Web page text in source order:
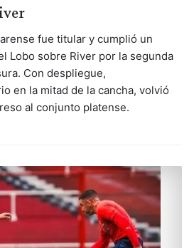
fue titular y cumplió un
Lobo sobre River por la segunda
Con despliegue,
en la mitad de la cancha, volvió
al conjunto platense.